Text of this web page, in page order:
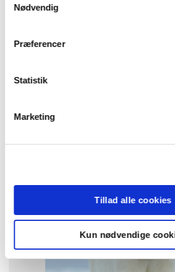
Nødvendig
Præferencer
Statistik
Marketing
Tillad alle cookies
Kun nødvendige
Andre har også købt
2. klasse 3. klasse